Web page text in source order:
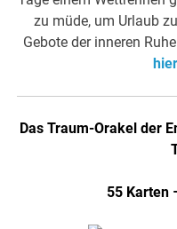
zu müde, um Urlaub
Gebote der inneren
Das Traum-Orakel der
55 Karten